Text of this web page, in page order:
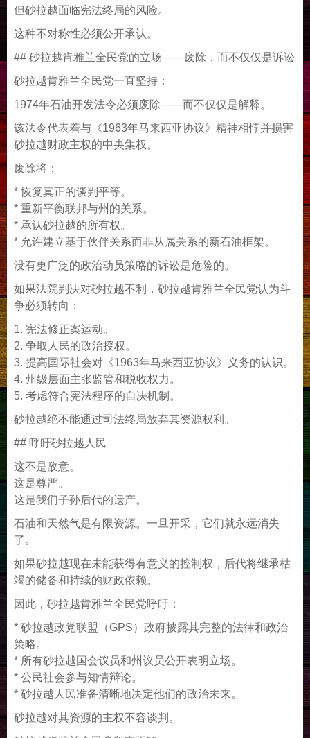
但砂拉越面临宪法终局的风险。
这种不对称性必须公开承认。
## 砂拉越肯雅兰全民党的立场——废除，而不仅仅是诉讼
砂拉越肯雅兰全民党一直坚持：
1974年石油开发法令必须废除——而不仅仅是解释。
该法令代表着与《1963年马来西亚协议》精神相悖并损害
砂拉越财政主权的中央集权。
废除将：
* 恢复真正的谈判平等。
* 重新平衡联邦与州的关系。
* 承认砂拉越的所有权。
* 允许建立基于伙伴关系而非从属关系的新石油框架。
没有更广泛的政治动员策略的诉讼是危险的。
如果法院判决对砂拉越不利，砂拉越肯雅兰全民党认为斗
争必须转向：
1. 宪法修正案运动。
2. 争取人民的政治授权。
3. 提高国际社会对《1963年马来西亚协议》义务的认识。
4. 州级层面主张监管和税收权力。
5. 考虑符合宪法程序的自决机制。
砂拉越绝不能通过司法终局放弃其资源权利。
## 呼吁砂拉越人民
这不是敌意。
这是尊严。
这是我们子孙后代的遗产。
石油和天然气是有限资源。一旦开采，它们就永远消失
了。
如果砂拉越现在未能获得有意义的控制权，后代将继承枯
竭的储备和持续的财政依赖。
因此，砂拉越肯雅兰全民党呼吁：
* 砂拉越政党联盟（GPS）政府披露其完整的法律和政治
策略。
* 所有砂拉越国会议员和州议员公开表明立场。
* 公民社会参与知情辩论。
* 砂拉越人民准备清晰地决定他们的政治未来。
砂拉越对其资源的主权不容谈判。